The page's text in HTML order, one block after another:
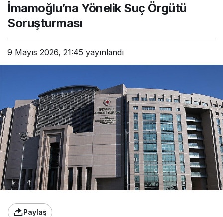
İmamoğlu’na Yönelik Suç Örgütü
Soruşturması
9 Mayıs 2026, 21:45 yayınlandı
Paylaş